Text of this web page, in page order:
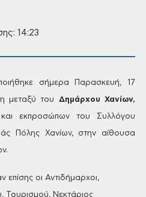
14:23
σήμερα Παρασκευή, 17
μεταξύ του Δημάρχου Χανίων,
εκπροσώπων του Συλλόγου
Πόλης Χανίων, στην αίθουσα
επίσης οι Αντιδήμαρχοι,
Τουρισμού, Νεκτάριος